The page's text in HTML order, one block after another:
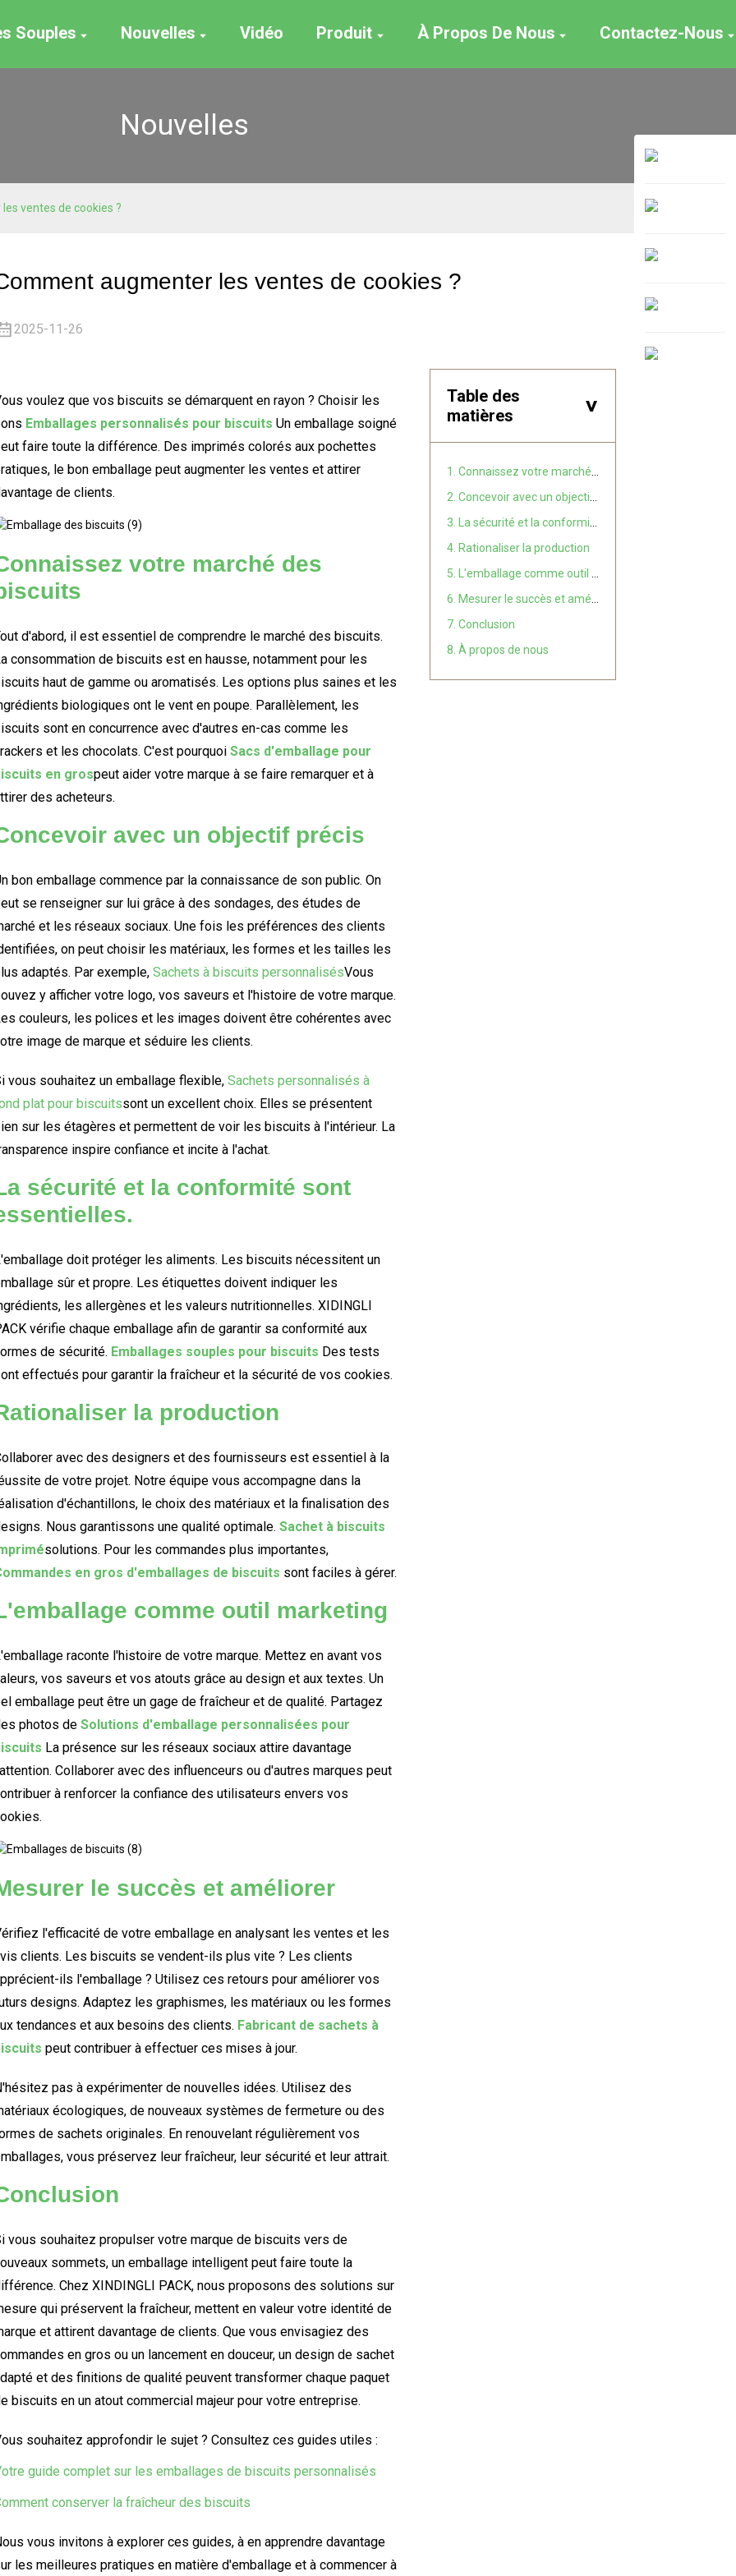
Souples Nouvelles Vidéo Produit À Propos De Nous Contactez-Nous
Nouvelles
ventes de cookies ?
augmenter les ventes de cookies ?
2025-11-26
voulez que vos biscuits se démarquent en rayon ? Choisir les
Emballages personnalisés pour biscuits Un emballage soigné
faire toute la différence. Des imprimés colorés aux pochettes
le bon emballage peut augmenter les ventes et attirer
de clients.
votre marché des
d'abord, il est essentiel de comprendre le marché des biscuits.
consommation de biscuits est en hausse, notamment pour les
haut de gamme ou aromatisés. Les options plus saines et les
biologiques ont le vent en poupe. Parallèlement, les
sont en concurrence avec d'autres en-cas comme les
et les chocolats. C'est pourquoi Sacs d'emballage pour
en grospeut aider votre marque à se faire remarquer et à
des acheteurs.
avec un objectif précis
bon emballage commence par la connaissance de son public. On
se renseigner sur lui grâce à des sondages, des études de
et les réseaux sociaux. Une fois les préférences des clients
on peut choisir les matériaux, les formes et les tailles les
adaptés. Par exemple, Sachets à biscuits personnalisésVous
y afficher votre logo, vos saveurs et l'histoire de votre marque.
couleurs, les polices et les images doivent être cohérentes avec
image de marque et séduire les clients.
vous souhaitez un emballage flexible, Sachets personnalisés à
plat pour biscuitssont un excellent choix. Elles se présentent
sur les étagères et permettent de voir les biscuits à l'intérieur. La
inspire confiance et incite à l'achat.
sécurité et la conformité sont
doit protéger les aliments. Les biscuits nécessitent un
sûr et propre. Les étiquettes doivent indiquer les
les allergènes et les valeurs nutritionnelles. XIDINGLI
vérifie chaque emballage afin de garantir sa conformité aux
de sécurité. Emballages souples pour biscuits Des tests
effectués pour garantir la fraîcheur et la sécurité de vos cookies.
la production
avec des designers et des fournisseurs est essentiel à la
de votre projet. Notre équipe vous accompagne dans la
d'échantillons, le choix des matériaux et la finalisation des
Nous garantissons une qualité optimale. Sachet à biscuits
solutions. Pour les commandes plus importantes,
en gros d'emballages de biscuits sont faciles à gérer.
comme outil marketing
raconte l'histoire de votre marque. Mettez en avant vos
vos saveurs et vos atouts grâce au design et aux textes. Un
emballage peut être un gage de fraîcheur et de qualité. Partagez
photos de Solutions d'emballage personnalisées pour
La présence sur les réseaux sociaux attire davantage
Collaborer avec des influenceurs ou d'autres marques peut
à renforcer la confiance des utilisateurs envers vos
le succès et améliorer
l'efficacité de votre emballage en analysant les ventes et les
clients. Les biscuits se vendent-ils plus vite ? Les clients
ils l'emballage ? Utilisez ces retours pour améliorer vos
designs. Adaptez les graphismes, les matériaux ou les formes
tendances et aux besoins des clients. Fabricant de sachets à
peut contribuer à effectuer ces mises à jour.
pas à expérimenter de nouvelles idées. Utilisez des
écologiques, de nouveaux systèmes de fermeture ou des
de sachets originales. En renouvelant régulièrement vos
vous préservez leur fraîcheur, leur sécurité et leur attrait.
vous souhaitez propulser votre marque de biscuits vers de
sommets, un emballage intelligent peut faire toute la
Chez XINDINGLI PACK, nous proposons des solutions sur
qui préservent la fraîcheur, mettent en valeur votre identité de
et attirent davantage de clients. Que vous envisagiez des
en gros ou un lancement en douceur, un design de sachet
et des finitions de qualité peuvent transformer chaque paquet
biscuits en un atout commercial majeur pour votre entreprise.
souhaitez approfondir le sujet ? Consultez ces guides utiles :
guide complet sur les emballages de biscuits personnalisés
conserver la fraîcheur des biscuits
vous invitons à explorer ces guides, à en apprendre davantage
les meilleures pratiques en matière d'emballage et à commencer à
Table des
matières
>
4. Rationaliser la production
7. Conclusion
8. À propos de nous